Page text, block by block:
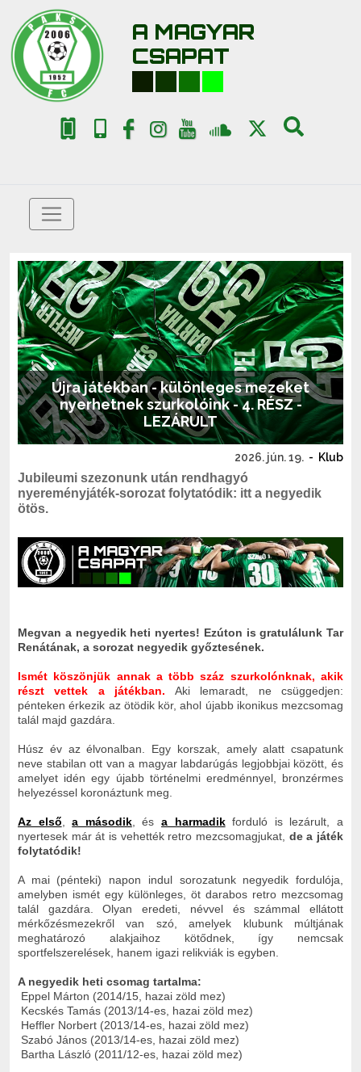
A MAGYAR
CSAPAT
Újra játékban - különleges mezeket
nyerhetnek szurkolóink - 4. RÉSZ -
LEZÁRULT
2026. jún. 19. - Klub
Jubileumi szezonunk után rendhagyó
nyereményjáték-sorozat folytatódik: itt a negyedik
ötös.
Megvan a negyedik heti nyertes! Ezúton is gratulálunk Tar
Renátának, a sorozat negyedik győztesének.
Ismét köszönjük annak a több száz szurkolónknak, akik
részt vettek a játékban.
Aki lemaradt, ne csüggedjen:
pénteken érkezik az ötödik kör, ahol újabb ikonikus mezcsomag
talál majd gazdára.
Húsz év az élvonalban. Egy korszak, amely alatt csapatunk
neve stabilan ott van a magyar labdarúgás legjobbjai között, és
amelyet idén egy újabb történelmi eredménnyel, bronzérmes
helyezéssel koronáztunk meg.
Az első,a második, ésa harmadikforduló is lezárult, a
nyertesek már át is vehették retro mezcsomagjukat, de a játék
folytatódik!
A mai (pénteki) napon indul sorozatunk negyedik fordulója,
amelyben ismét egy különleges, öt darabos retro mezcsomag
talál gazdára. Olyan eredeti, névvel és számmal ellátott
mérkőzésmezekről van szó, amelyek klubunk múltjának
meghatározó alakjaihoz kötődnek, így nemcsak
sportfelszerelések, hanem igazi relikviák is egyben.
A negyedik heti csomag tartalma:
Eppel Márton (2014/15, hazai zöld mez)
Kecskés Tamás (2013/14-es, hazai zöld mez)
Heffler Norbert (2013/14-es, hazai zöld mez)
Szabó János (2013/14-es, hazai zöld mez)
Bartha László (2011/12-es, hazai zöld mez)